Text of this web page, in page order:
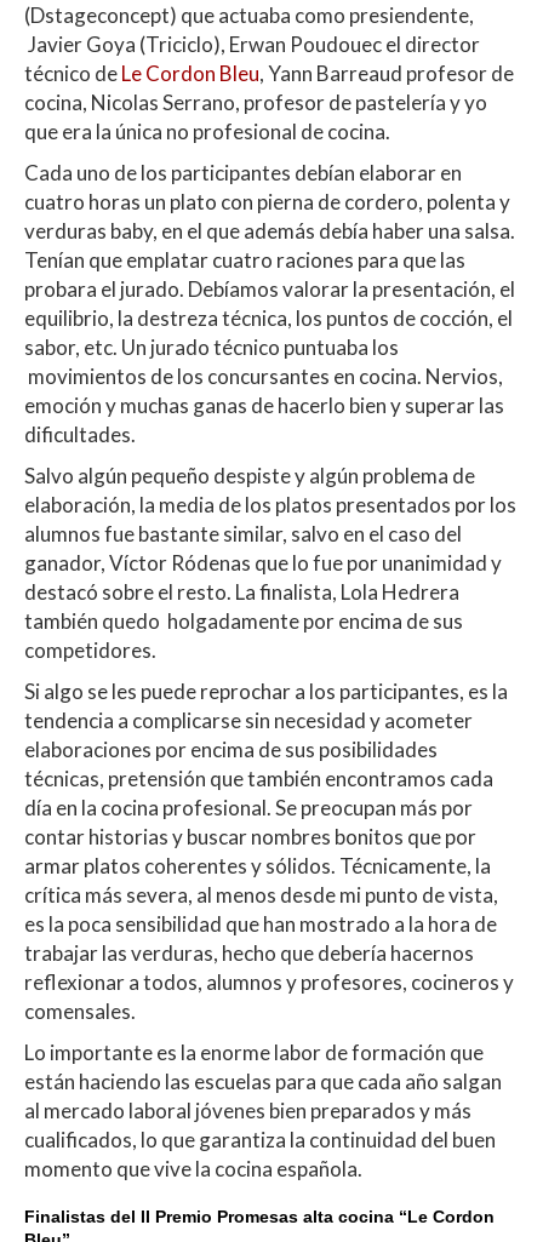
(Dstageconcept) que actuaba como presiendente,
Javier Goya (Triciclo), Erwan Poudouec el director
técnico deLe Cordon Bleu, Yann Barreaud profesor de
cocina, Nicolas Serrano, profesor de pastelería y yo
que era la única no profesional de cocina.
Cada uno de los participantes debían elaborar en
cuatro horas un plato con pierna de cordero, polenta y
verduras baby, en el que además debía haber una salsa.
Tenían que emplatar cuatro raciones para que las
probara el jurado. Debíamos valorar la presentación, el
equilibrio, la destreza técnica, los puntos de cocción, el
sabor, etc. Un jurado técnico puntuaba los
movimientos de los concursantes en cocina. Nervios,
emoción y muchas ganas de hacerlo bien y superar las
dificultades.
Salvo algún pequeño despiste y algún problema de
elaboración, la media de los platos presentados por los
alumnos fue bastante similar, salvo en el caso del
ganador, Víctor Ródenas que lo fue por unanimidad y
destacó sobre el resto. La finalista, Lola Hedrera
también quedo holgadamente por encima de sus
competidores.
Si algo se les puede reprochar a los participantes, es la
tendencia a complicarse sin necesidad y acometer
elaboraciones por encima de sus posibilidades
técnicas, pretensión que también encontramos cada
día en la cocina profesional. Se preocupan más por
contar historias y buscar nombres bonitos que por
armar platos coherentes y sólidos. Técnicamente, la
crítica más severa, al menos desde mi punto de vista,
es la poca sensibilidad que han mostrado a la hora de
trabajar las verduras, hecho que debería hacernos
reflexionar a todos, alumnos y profesores, cocineros y
comensales.
Lo importante es la enorme labor de formación que
están haciendo las escuelas para que cada año salgan
al mercado laboral jóvenes bien preparados y más
cualificados, lo que garantiza la continuidad del buen
momento que vive la cocina española.
Finalistas del II Premio Promesas alta cocina “Le Cordon